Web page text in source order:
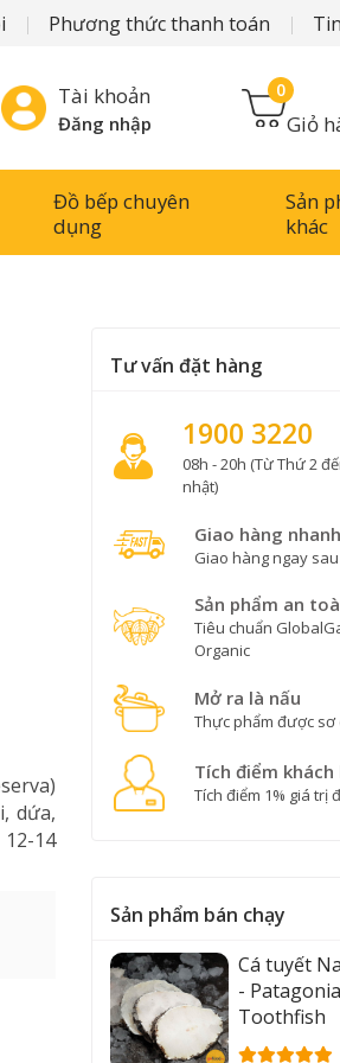
Phương thức thanh toán
Tài khoản
Đăng nhập Giỏ
0
Đồ bếp chuyên
dụng
Sản
khác
dứa,
14
Tư vấn đặt hàng
1900 3220
08h - 20h (Từ Thứ 2
nhật)
Giao hàng nhanh
Giao hàng ngay
Sản phẩm an
Tiêu chuẩn
Organic
Mở ra là nấu
Thực phẩm được sơ
Tích điểm khách
Tích điểm 1% giá trị
Sản phẩm bán chạy
Cá tuyết
-
Toothfish